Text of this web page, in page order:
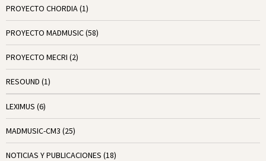
PROYECTO CHORDIA (1)
PROYECTO MADMUSIC(58)
PROYECTO MECRI (2)
RESOUND (1)
LEXIMUS (6)
MADMUSIC-CM3 (25)
NOTICIAS Y PUBLICACIONES (18)